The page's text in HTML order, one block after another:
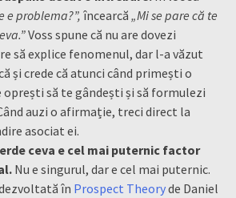
e problema?”, încearcă „Mi se pare că te
Voss spune că nu are dovezi
să explice fenomenul, dar l-a văzut
și crede că atunci când primești o
să te gândești și să formulezi
auzi o afirmație, treci direct la
asociat ei.
ceva e cel mai puternic factor
Nu e singurul, dar e cel mai puternic.
în Prospect Theoryde Daniel